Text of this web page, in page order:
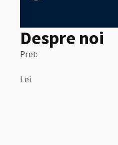
Despre noi
Pret:
Lei